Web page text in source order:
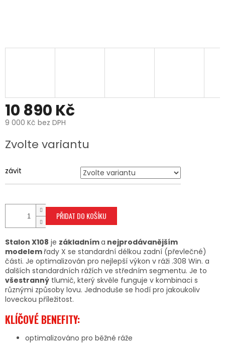
10 890 Kč
9 000 Kč bez DPH
cena:
Zvolte variantu
závit
PŘIDAT DO KOŠÍKU
Stalon X108 je základníma nejprodávanějším
modelem řady X se standardní délkou zadní (převlečné)
části. Je optimalizován pro nejlepší výkon v ráži .308 Win. a
dalších standardních rážích ve středním segmentu. Je to
všestranný tlumič, který skvěle funguje v kombinaci s
různými způsoby lovu. Jednoduše se hodí pro jakoukoliv
loveckou příležitost.
KLÍČOVÉ BENEFITY:
optimalizováno pro běžné ráže